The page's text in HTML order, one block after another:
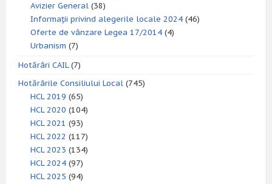
Avizier General (38)
Informații privind alegerile locale 2024 (46)
Oferte de vânzare Legea 17/2014 (4)
Urbanism (7)
Hotărâri CAIL(7)
Hotărârile Consiliului Local (745)
HCL 2019 (65)
HCL 2020 (104)
HCL 2021 (93)
HCL 2022 (117)
HCL 2023 (134)
HCL 2024 (97)
HCL 2025 (94)